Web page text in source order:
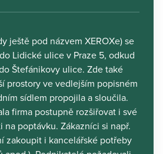
ještě pod názvem XEROXe) se
Lidické ulice v Praze 5, odkud
Štefánikovy ulice. Zde také
prostory ve vedlejším popisném
sídlem propojila a sloučila.
firma postupně rozšiřovat i své
na poptávku. Zákazníci si např.
zakoupit i kancelářské potřeby